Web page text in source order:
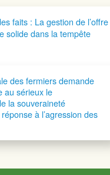
faits : La gestion de l’offre
solide dans la tempête
des fermiers demande
au sérieux le
la souveraineté
à l’agression des